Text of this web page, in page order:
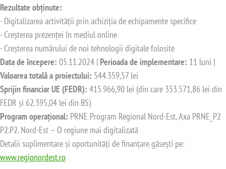
Rezultate obținute:
- Digitalizarea activității prin achiziția de echipamente specifice
- Creșterea prezenței în mediul online
- Creșterea numărului de noi tehnologii digitale folosite
Data de începere: 05.11.2024 | Perioada de implementare: 11 luni |
Valoarea totală a proiectului: 544.359,57 lei
Sprijin financiar UE (FEDR): 415.966,90 lei (din care 353.571,86 lei din
FEDR și 62.395,04 lei din BS)
Program operațional: PRNE Program Regional Nord-Est, Axa PRNE_P2
P2.P2. Nord-Est – O regiune mai digitalizată
Detalii suplimentare și oportunități de finanțare găsești pe:
www.regionordest.ro